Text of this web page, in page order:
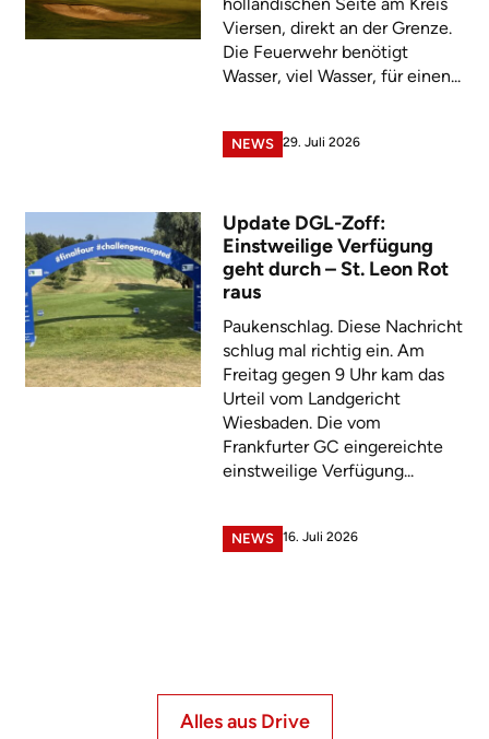
Viersen, direkt an der Grenze.
Die Feuerwehr benötigt
Wasser, viel Wasser, für einen...
NEWS 29. Juli 2026
Update DGL-Zoff:
Einstweilige Verfügung
geht durch – St. Leon Rot
raus
Paukenschlag. Diese Nachricht
schlug mal richtig ein. Am
Freitag gegen 9 Uhr kam das
Urteil vom Landgericht
Wiesbaden. Die vom
Frankfurter GC eingereichte
einstweilige Verfügung...
NEWS 16. Juli 2026
Alles aus Drive